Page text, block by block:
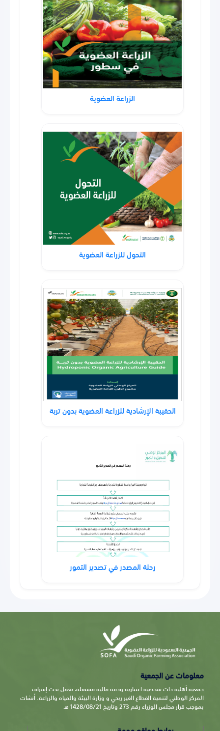
الزراعة العضوية
التحول للزراعة العضوية
الحقيبة الإرشادية للزراعة العضوية بدون تربة
رحلة المصدر في تصدير التمور
معلومات عن الجمعية
جمعية أهلية ذات شخصية اعتباريه وذمة مالية مستقلة، تعمل تحت إشراف
المركز الوطني لتنمية القطاع الغير ربحي و وزارة البيئة والمياه والزراعة. أنشات
بموجب قرار مجلس الوزراء رقم 273 وتاريخ 1428/08/21 هـ